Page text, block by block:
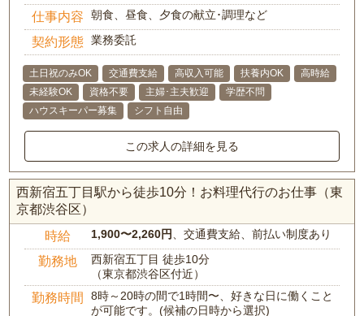
仕事内容 朝食、昼食、夕食の献立･調理など
契約形態 業務委託
土日祝のみOK 交通費支給 高収入可能 扶養内OK
高時給
未経験OK
資格不要 主婦･主夫歓迎
学歴不問
ハウスキーパー募集
シフト自由
この求人の詳細を見る
西新宿五丁目駅から徒歩10分！お料理代行のお仕事（東
京都渋谷区）
時給 1,900〜2,260円 、交通費支給、前払い制度あり
勤務地
西新宿五丁目 徒歩10分
（東京都渋谷区付近）
勤務時間
8時～20時の間で1時間〜、好きな日に働くこと
が可能です。(候補の日時から選択)